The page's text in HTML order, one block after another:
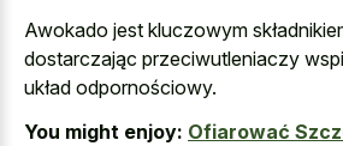
Awokado jest kluczowym
dostarczając przeciwutleniaczy
układ odpornościowy.
You might enjoy: Ofiarować